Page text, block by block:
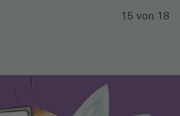
Anzahl
15 von 18